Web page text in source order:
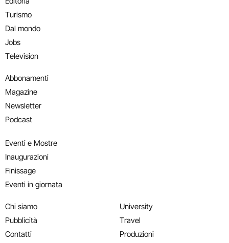
Turismo
Dal mondo
Jobs
Television
Abbonamenti
Magazine
Newsletter
Podcast
Eventi e Mostre
Inaugurazioni
Finissage
Eventi in giornata
Chi siamo
Pubblicità
Contatti
University
Travel
Produzioni